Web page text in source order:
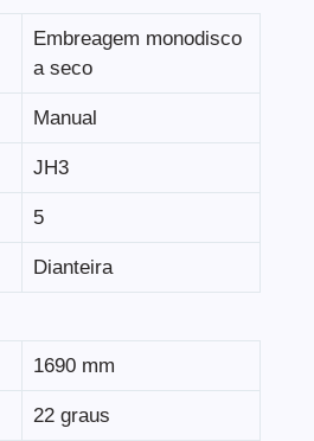
Embreagem monodisco
a seco
Manual
JH3
5
Dianteira
1690 mm
22 graus